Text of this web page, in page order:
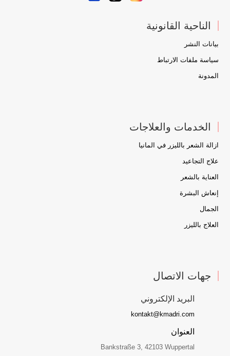
الناحية القانونية
بيانات النشر
سياسة ملفات الارتباط
المدونة
الخدمات والعلاجات
ازالة الشعر بالليزر في المانيا
علاج التجاعيد
العناية بالشعر
إنعاش البشرة
الجمال
العلاج بالليزر
جهات الاتصال
البريد الإلكتروني
kontakt@kmadri.com
العنوان
Bankstraße 3, 42103 Wuppertal